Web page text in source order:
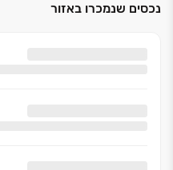
נכסים שנמכרו באזור